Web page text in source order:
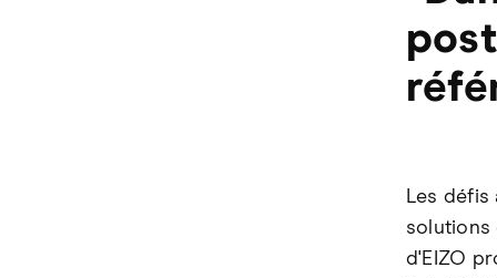
Les
solutions
d'EIZO